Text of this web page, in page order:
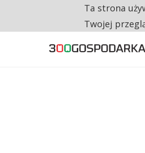
RESTRYKCJE
Ta strona
Twojej